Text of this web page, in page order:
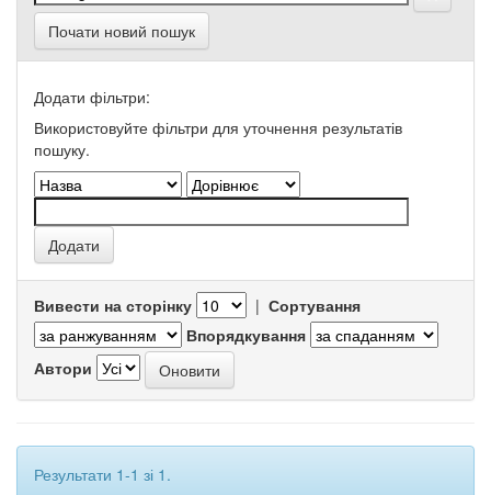
Почати новий пошук
Додати фільтри:
Використовуйте фільтри для уточнення результатів
пошуку.
Вивести на сторінку | Сортування
Впорядкування
Автори
Результати 1-1 зі 1.